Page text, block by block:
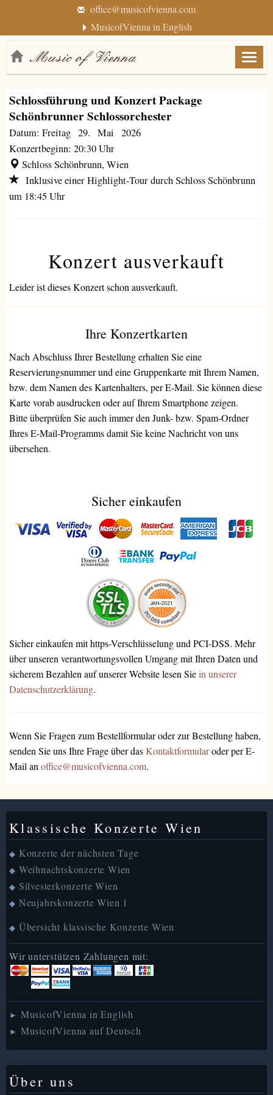
office@musicofvienna.com
MusicofVienna in English
Menü
Schlossführung und Konzert Package
Schönbrunner Schlossorchester
Datum: Freitag 29. Mai 2026
Konzertbeginn: 20:30 Uhr
Schloss Schönbrunn, Wien
Inklusive einer Highlight-Tour durch Schloss Schönbrunn
um 18:45 Uhr
Konzert ausverkauft
Leider ist dieses Konzert schon ausverkauft.
Ihre Konzertkarten
Nach Abschluss Ihrer Bestellung erhalten Sie eine
Reservierungsnummer und eine Gruppenkarte mit Ihrem Namen,
bzw. dem Namen des Kartenhalters, per E-Mail. Sie können diese
Karte vorab ausdrucken oder auf Ihrem Smartphone zeigen.
Bitte überprüfen Sie auch immer den Junk- bzw. Spam-Ordner
Ihres E-Mail-Programms damit Sie keine Nachricht von uns
übersehen.
Sicher einkaufen
Sicher einkaufen mit https-Verschlüsselung und PCI-DSS. Mehr
über unseren verantwortungsvollen Umgang mit Ihren Daten und
sicherem Bezahlen auf unserer Website lesen Siein unserer
Datenschutzerklärung.
Wenn Sie Fragen zum Bestellformular oder zur Bestellung haben,
senden Sie uns Ihre Frage über dasKontaktformularoder per E-
Mail an office@musicofvienna.com.
Klassische Konzerte Wien
◆ Konzerte der nächsten Tage
◆ Weihnachtskonzerte Wien
◆ Silvesterkonzerte Wien
◆ Neujahrskonzerte Wien 1
◆ Übersicht klassische Konzerte Wien
Wir unterstützen Zahlungen mit:
► MusicofVienna in English
► MusicofVienna auf Deutsch
Über uns